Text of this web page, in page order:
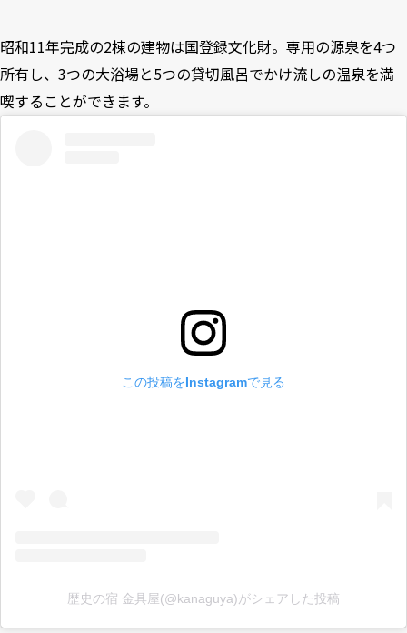
昭和11年完成の2棟の建物は国登録文化財。専用の源泉を4つ
所有し、3つの大浴場と5つの貸切風呂でかけ流しの温泉を満
喫することができます。
この投稿をInstagramで見る
歴史の宿 金具屋(@kanaguya)がシェアした投稿